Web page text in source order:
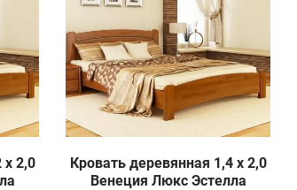
х 2,0
Кровать деревянная 1,4 х 2,0
Венеция Люкс Эстелла